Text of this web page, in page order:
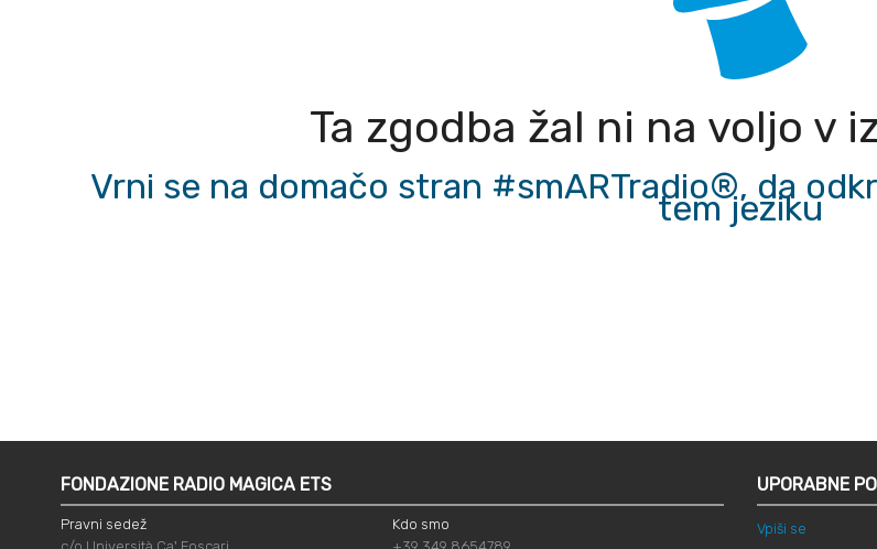
Ta zgodba žal ni na voljo v
Vrni se na domačo stran #smARTradio®, da
tem jeziku
FONDAZIONE RADIO MAGICA ETS
Pravni sedež
Kdo smo
UPORABNE
Vpiši se